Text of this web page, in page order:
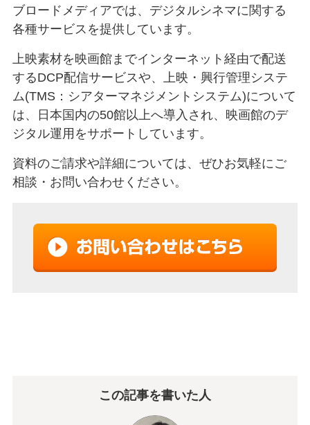
ブロードメディアでは、デジタルシネマに関する
各種サービスを提供しています。
上映素材を映画館までインターネット経由で配送
するDCP配信サービスや、上映・興行管理システ
ム(TMS：シアターマネジメントシステム)について
は、日本国内の50館以上へ導入され、映画館のデ
ジタル運用をサポートしています。
資料のご請求や詳細については、ぜひお気軽にご
相談・お問い合わせください。
この記事を書いた人